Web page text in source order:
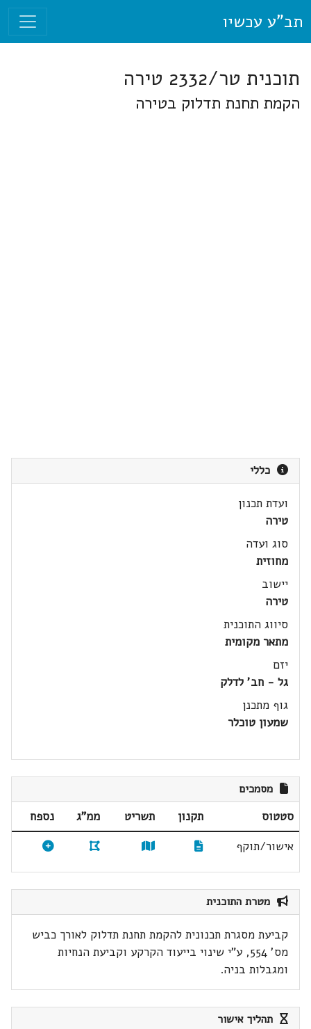
תב"ע עכשיו
תוכנית טר/2332 טירה
הקמת תחנת תדלוק בטירה
כללי
ועדת תכנון
טירה
סוג ועדה
מחוזית
יישוב
טירה
סיווג התוכנית
מתאר מקומית
יזם
גל - חב' לדלק
גוף מתכנן
שמעון טוכלר
מסמכים
סטטוס תקנון תשריט ממ"ג
נספח
אישור/תוקף
מטרת התוכנית
קביעת מסגרת תכנונית להקמת תחנת תדלוק לאורך כביש
מס' 554, ע"י שינוי בייעוד הקרקע וקביעת הנחיות
ומגבלות בניה.
תהליך אישור